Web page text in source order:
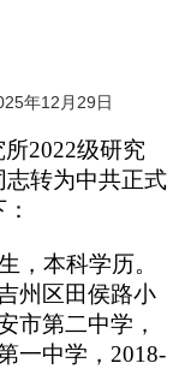
年12月29日
2022级研究
转为中共正式
，本科学历。
州区田侯路小
市第二中学，
一中学，2018-